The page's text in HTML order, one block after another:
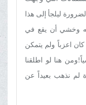
لیلجأ إلی هذا
وخشي أن یقع في
اعزباً ولم یتمکن
هنا لو اطلقنا
لم نذهب بعیداً عن